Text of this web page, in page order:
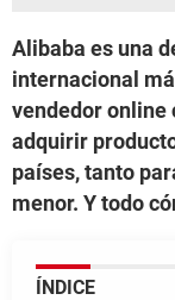
Alibaba es una
internacional
vendedor online
adquirir
países, tanto
menor. Y todo
ÍNDICE